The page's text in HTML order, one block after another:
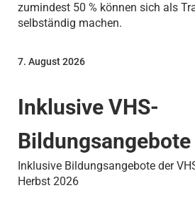
zumindest 50 % können sich als
selbständig machen.
Inklusive VHS-
Bildungsangebote
7. August 2026
Inklusive Bildungsangebote der
Herbst 2026